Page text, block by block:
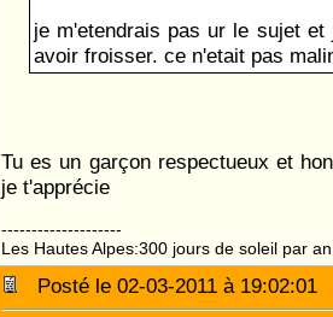
je m'etendrais pas ur le sujet
avoir froisser. ce n'etait pas
Tu es un garçon respectueux et
je t'apprécie
--------------------
Les Hautes Alpes:300 jours de soleil par an
Posté le 02-03-2011 à